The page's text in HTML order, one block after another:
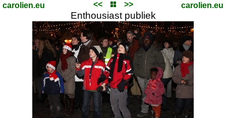
carolien.eu << >> carolien.eu
Enthousiast publiek